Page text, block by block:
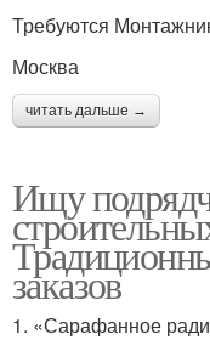
Требуются
Москва
читать дальше →
Ищу
заказов
1. «Сарафанное